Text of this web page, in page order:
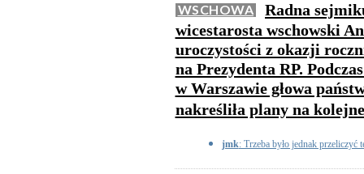
WSCHOWA
Radna
wicestarosta wschowski
uroczystości z okazji
na Prezydenta RP.
w Warszawie głowa
nakreśliła plany na
jmk: Trzeba było jednak przeliczyć